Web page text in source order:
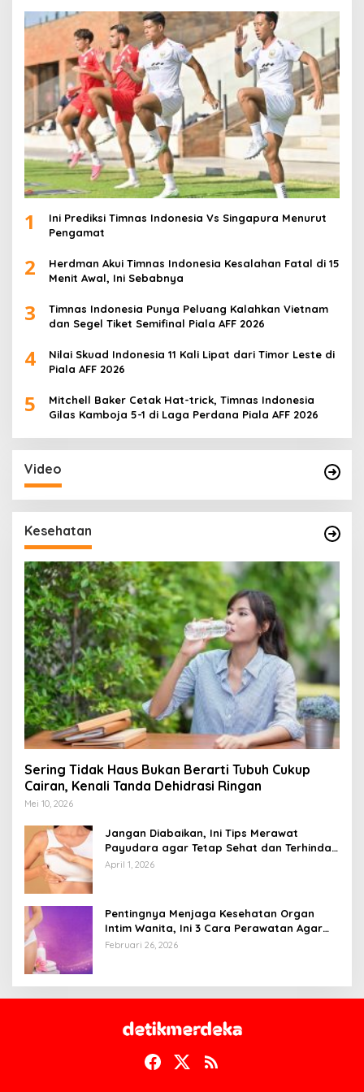
1
Ini Prediksi Timnas Indonesia Vs Singapura Menurut
Pengamat
2
Herdman Akui Timnas Indonesia Kesalahan Fatal di 15
Menit Awal, Ini Sebabnya
3
Timnas Indonesia Punya Peluang Kalahkan Vietnam
dan Segel Tiket Semifinal Piala AFF 2026
4
Nilai Skuad Indonesia 11 Kali Lipat dari Timor Leste di
Piala AFF 2026
5
Mitchell Baker Cetak Hat-trick, Timnas Indonesia
Gilas Kamboja 5-1 di Laga Perdana Piala AFF 2026
Video
Kesehatan
Sering Tidak Haus Bukan Berarti Tubuh Cukup
Cairan, Kenali Tanda Dehidrasi Ringan
Mei 10, 2026
Jangan Diabaikan, Ini Tips Merawat
Payudara agar Tetap Sehat dan Terhindar
dari Risiko Penyakit
April 1, 2026
Pentingnya Menjaga Kesehatan Organ
Intim Wanita, Ini 3 Cara Perawatan Agar
Tetap Bersih
Februari 26, 2026